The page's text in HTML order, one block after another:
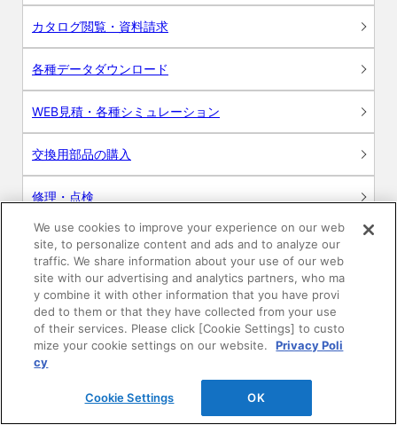
カタログ閲覧・資料請求
各種データダウンロード
WEB見積・各種シミュレーション
交換用部品の購入
修理・点検
お問い合わせ
ログイン
建築・設計関係者様向けサイト
ユーザー登録サービス
WEB見積システム
We use cookies to improve your experience on our web
site, to personalize content and ads and to analyze our
traffic. We share information about your use of our web
site with our advertising and analytics partners, who ma
y combine it with other information that you have provi
ded to them or that they have collected from your use
of their services. Please click [Cookie Settings] to custo
mize your cookie settings on our website.
Privacy Poli
cy
Cookie Settings OK